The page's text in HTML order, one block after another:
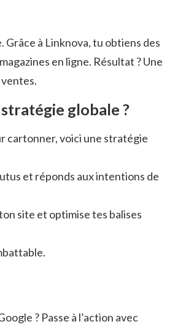
Grâce à Linknova, tu obtiens des
en ligne. Résultat ? Une
globale ?
cartonner, voici une stratégie
et réponds aux intentions de
site et optimise tes balises
? Passe à l’action avec